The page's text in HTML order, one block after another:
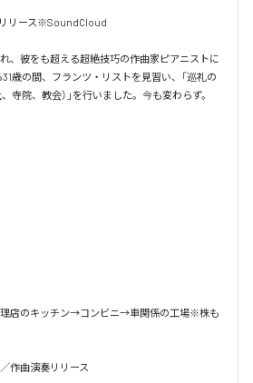
リース※SoundCloud
、彼をも超える超絶技巧の作曲家ピアニストに
歳の間、フランツ・リストを見習い、「巡礼の
寺院、教会）」を行いました。今も変わらず。
店のキッチン→コンビニ→車関係の工場※株も
作曲演奏リリース